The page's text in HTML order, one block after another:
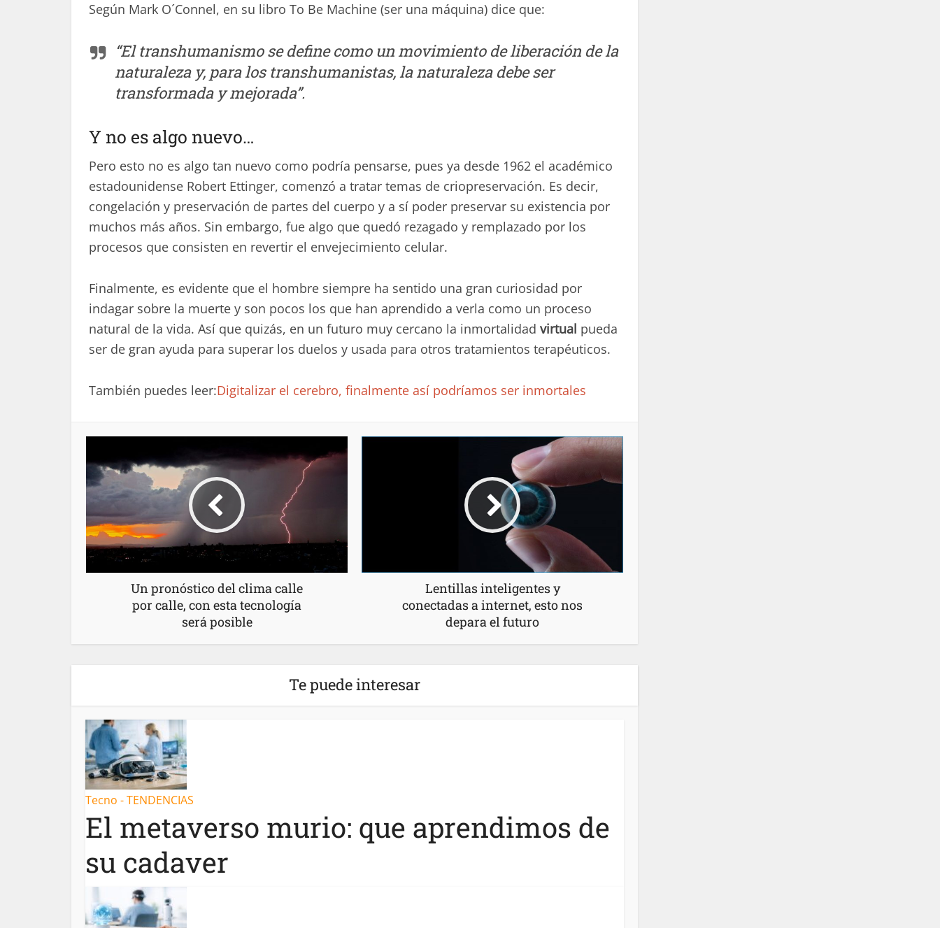
Según Mark O´Connel, en su libro To Be Machine (ser una máquina) dice que:
“El transhumanismo se define como un movimiento de liberación de la
naturaleza y, para los transhumanistas, la naturaleza debe ser
transformada y mejorada”.
Y no es algo nuevo…
Pero esto no es algo tan nuevo como podría pensarse, pues ya desde 1962 el académico
estadounidense Robert Ettinger, comenzó a tratar temas de criopreservación. Es decir,
congelación y preservación de partes del cuerpo y a sí poder preservar su existencia por
muchos más años. Sin embargo, fue algo que quedó rezagado y remplazado por los
procesos que consisten en revertir el envejecimiento celular.
Finalmente, es evidente que el hombre siempre ha sentido una gran curiosidad por
indagar sobre la muerte y son pocos los que han aprendido a verla como un proceso
natural de la vida. Así que quizás, en un futuro muy cercano la inmortalidad virtual pueda
ser de gran ayuda para superar los duelos y usada para otros tratamientos terapéuticos.
También puedes leer:Digitalizar el cerebro, finalmente así podríamos ser inmortales
Un pronóstico del clima calle
por calle, con esta tecnología
será posible
Lentillas inteligentes y
conectadas a internet, esto nos
depara el futuro
Te puede interesar
Tecno - TENDENCIAS
El metaverso murio: que aprendimos de
su cadaver